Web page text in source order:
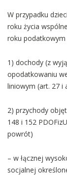
W przypadku
roku życia
roku podatkowym
1) dochody (z
opodatkowaniu
liniowym (art. 27 i
2) przychody
148 i 152
powrót)
– w łącznej
socjalnej